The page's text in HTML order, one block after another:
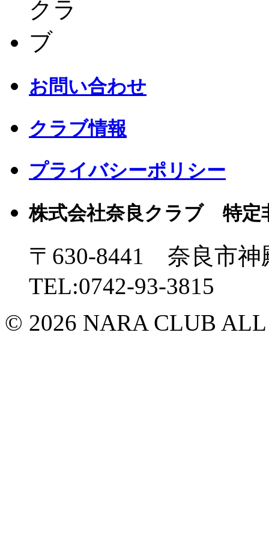
お問い合わせ
クラブ情報
プライバシーポリシー
株式会社奈良クラブ 特定
〒630-8441 奈良市
TEL:0742-93-3815
© 2026 NARA CLUB ALL